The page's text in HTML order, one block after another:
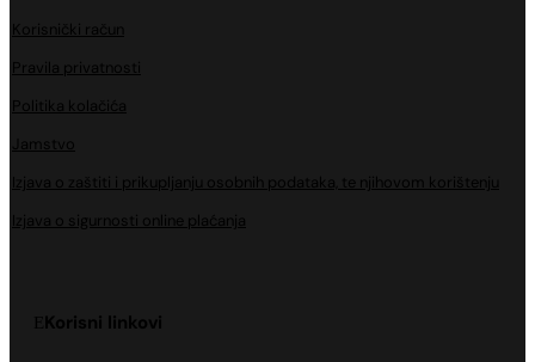
Korisnički račun
Pravila privatnosti
Politika kolačića
Jamstvo
Izjava o zaštiti i prikupljanju osobnih podataka, te njihovom korištenju
Izjava o sigurnosti online plaćanja
Korisni linkovi